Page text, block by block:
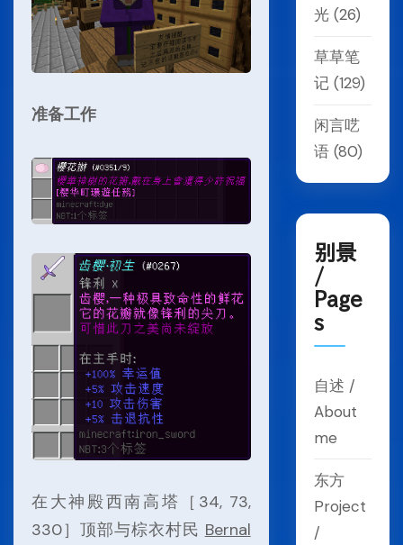
准备工作
在大神殿西南高塔［34, 73,
330］顶部与棕衣村民 Bernal
光(26)
草草笔
记(129)
闲言呓
语(80)
别景
/
Page
s
自述 /
About
me
东方
Project
/